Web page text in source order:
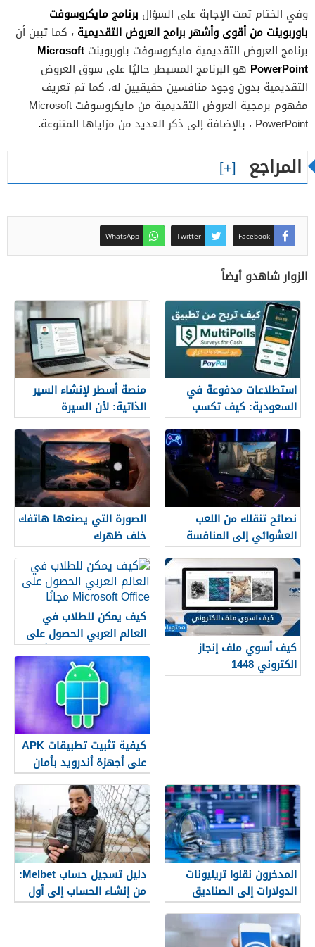
وفي الختام تمت الإجابة على السؤال برنامج مايكروسوفت
باوربوينت من أقوى وأشهر برامج العروض التقديمية ، كما تبين أن
برنامج العروض التقديمية مايكروسوفت باوربوينت Microsoft
PowerPoint هو البرنامج المسيطر حاليًا على سوق العروض
التقديمية بدون وجود منافسين حقيقيين له، كما تم تعريف
مفهوم برمجية العروض التقديمية من مايكروسوفت Microsoft
PowerPoint ، بالإضافة إلى ذكر العديد من مزاياها المتنوعة
.
المراجع
Facebook
Twitter
WhatsApp
الزوار شاهدو أيضاً
استطلاعات مدفوعة في
السعودية: كيف تكسب
المال مع MultiPolls
منصة أسطر لإنشاء السير
الذاتية: لأن السيرة
العشوائية لن تمنحك وظيفة
نصائح تنقلك من اللعب
العشوائي إلى المنافسة
الصورة التي يصنعها هاتفك
خلف ظهرك
كيف أسوي ملف إنجاز
الكتروني 1448
كيف يمكن للطلاب في
العالم العربي الحصول على
Microsoft Office مجانًا
كيفية تثبيت تطبيقات APK
على أجهزة أندرويد بأمان
(دليل 2026)
المدخرون نقلوا تريليونات
الدولارات إلى الصناديق
العام الماضي. ما هي
التبعات على القطاع المالي؟
دليل تسجيل حساب Melbet:
من إنشاء الحساب إلى أول
خطوة لك خطوة بخطوة